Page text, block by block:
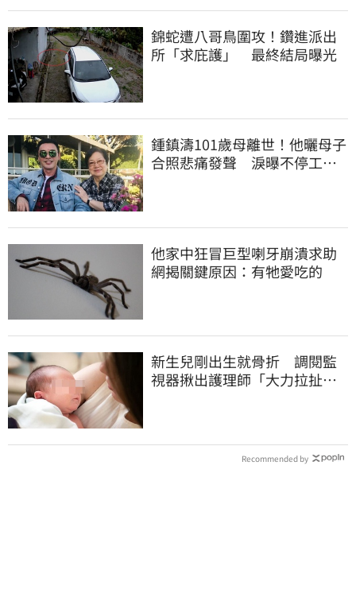
錦蛇遭八哥鳥圍攻！鑽進派出
所「求庇護」 最終結局曝光
鍾鎮濤101歲母離世！他曬母子
合照悲痛發聲 淚曝不停工原
他家中狂冒巨型喇牙崩潰求助
網揭關鍵原因：有牠愛吃的
新生兒剛出生就骨折 調閱監
視器揪出護理師「大力拉扯、
Recommended by